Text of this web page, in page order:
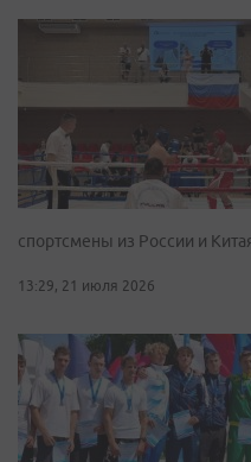
спортсмены из России и
13:29, 21 июля 2026